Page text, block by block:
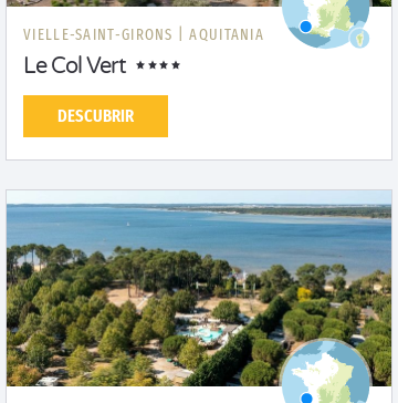
VIELLE-SAINT-GIRONS | AQUITANIA
Le Col Vert
DESCUBRIR